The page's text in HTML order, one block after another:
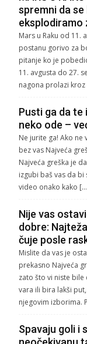
spremni da
eksplodiramo
Mars u Raku od 11.
postanu gorivo za
pitanje ko je
11. avgusta do 27.
nagona prolazi
Pusti ga da te
neko ode –
Ne jurite ga! Ako
bez vas Najveća
Najveća greška je
izgubi baš vas da
video onako kako
Nije vas
dobre:
čuje posle
Mislite da vas je
prekasno Najveća
zato što vi niste
vara ili bira lakši
njegovim izborima.
Spavaju goli i